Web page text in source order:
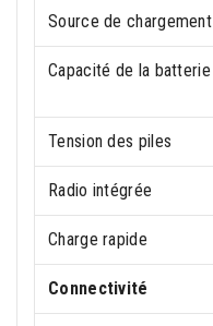
Source de chargement
Capacité de la batterie
Tension des piles
Radio intégrée
Charge rapide
Connectivité